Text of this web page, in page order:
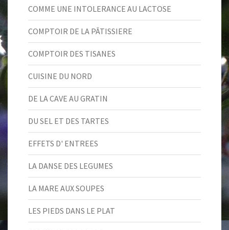
COMME UNE INTOLERANCE AU LACTOSE
COMPTOIR DE LA PÂTISSIERE
COMPTOIR DES TISANES
CUISINE DU NORD
DE LA CAVE AU GRATIN
DU SEL ET DES TARTES
EFFETS D' ENTREES
LA DANSE DES LEGUMES
LA MARE AUX SOUPES
LES PIEDS DANS LE PLAT